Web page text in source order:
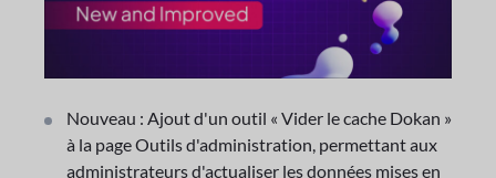
Nouveau : Ajout d'un outil « Vider le cache Dokan »
à la page Outils d'administration, permettant aux
administrateurs d'actualiser les données mises en